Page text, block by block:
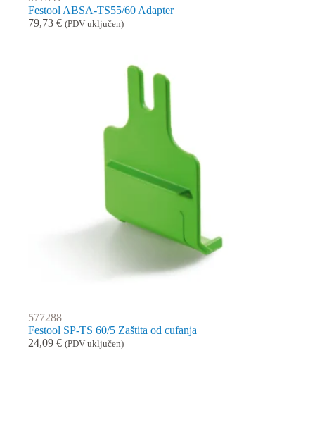
Festool ABSA-TS55/60 Adapter
79,73 € (PDV uključen)
577288
Festool SP-TS 60/5 Zaštita od cufanja
24,09 € (PDV uključen)